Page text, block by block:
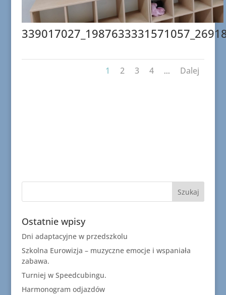
1 2 3 4 ... Dalej
Ostatnie wpisy
Dni adaptacyjne w przedszkolu
Szkolna Eurowizja – muzyczne emocje i wspaniała
zabawa.
Turniej w Speedcubingu.
Harmonogram odjazdów